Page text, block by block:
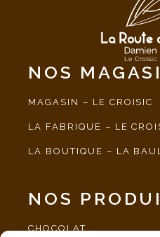
NOS
MAGASIN – LE CROISIC
LA FABRIQUE – LE
LA BOUTIQUE – LA
NOS
CHOCOLAT